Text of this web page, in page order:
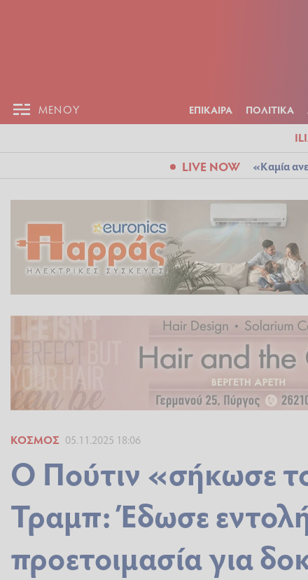
ΜΕΝΟΥ ΕΠΙΚΑΙΡΑ ΠΟΛΙΤΙΚΑ
LIVE NOW «Καμία
ΚΌΣΜΟΣ 05.11.2025 18:06
Ο Πούτιν «σήκωσε
Τραμπ: Έδωσε εντολή
προετοιμασία για